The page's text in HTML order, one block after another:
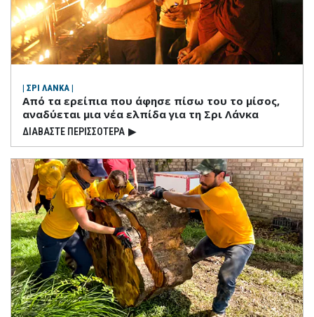
| ΣΡΙ ΛΑΝΚΑ |
Από τα ερείπια που άφησε πίσω του το μίσος,
αναδύεται μια νέα ελπίδα για τη Σρι Λάνκα
ΔΙΑΒΑΣΤΕ ΠΕΡΙΣΣΟΤΕΡΑ ▶